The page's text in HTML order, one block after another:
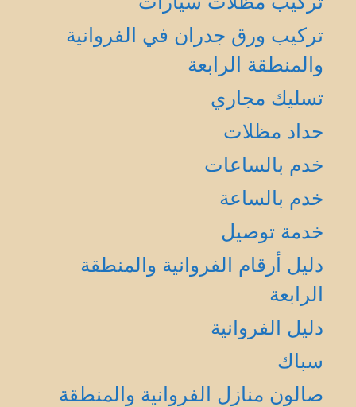
تركيب ورق جدران في الفروانية
والمنطقة الرابعة
تسليك مجاري
حداد مظلات
خدم بالساعات
خدم بالساعة
خدمة توصيل
دليل أرقام الفروانية والمنطقة
الرابعة
دليل الفروانية
سباك
صالون منازل الفروانية والمنطقة